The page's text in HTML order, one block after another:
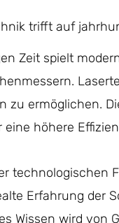
trifft auf
Zeit spielt
zu ermöglichen.
höhere
technologischen
Erfahrung der
Wissen wird von